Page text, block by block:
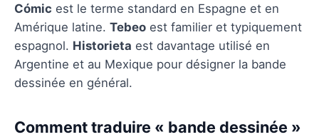
Cómic est le terme standard en Espagne et en
Amérique latine. Tebeo est familier et typiquement
espagnol. Historieta est davantage utilisé en
Argentine et au Mexique pour désigner la bande
dessinée en général.
Comment traduire « bande dessinée »